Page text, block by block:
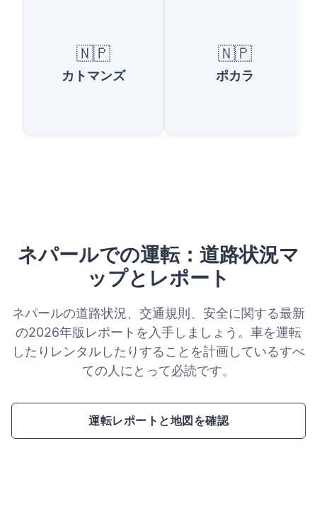
🇳🇵
カトマンズ
🇳🇵
ポカラ
ネパールでの運転：道路状況マ
ップとレポート
ネパールの道路状況、交通規則、安全に関する最新
の2026年版レポートを入手しましょう。車を運転
したりレンタルしたりすることを計画しているすべ
ての人にとって必読です。
運転レポートと地図を確認